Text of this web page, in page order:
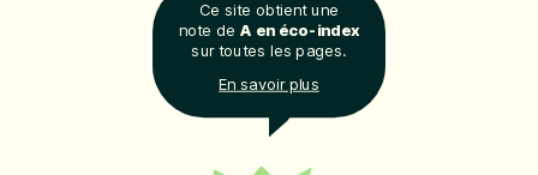
Ce site obtient une
note de A en éco-index
sur toutes les pages.
En savoir plus